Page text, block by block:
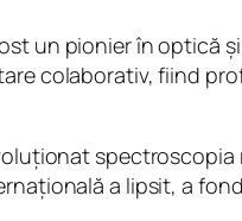
un pionier în optică
colaborativ, fiind
a lipsit, a